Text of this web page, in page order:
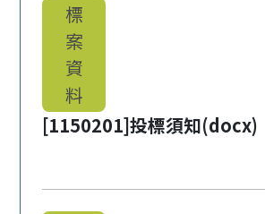
標
案
資
料
[1150201]投標須知(docx)